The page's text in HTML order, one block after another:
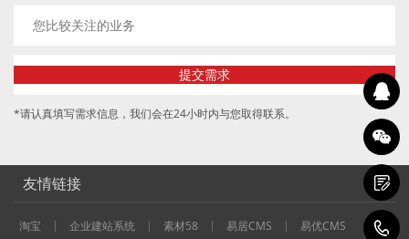
*请认真填写需求信息，我们会在24小时内与您取得联系。
友情链接
淘宝 企业建站系统 素材58 易居CMS
易优CMS